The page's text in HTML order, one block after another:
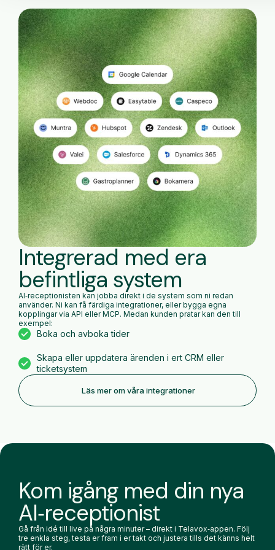
Integrerad med era
befintliga system
AI‑receptionisten kan jobba direkt i de system som ni redan
använder. Ni kan få färdiga integrationer, eller bygga egna
kopplingar via API eller MCP. Medan kunden pratar kan den till
exempel:
Boka och avboka tider
Skapa eller uppdatera ärenden i ert CRM eller
ticketsystem
Läs mer om våra integrationer
Kom igång med din nya
AI‑receptionist
Gå från idé till live på några minuter – direkt i Telavox‑appen. Följ
tre enkla steg, testa er fram i er takt och justera tills det känns helt
rätt för er.